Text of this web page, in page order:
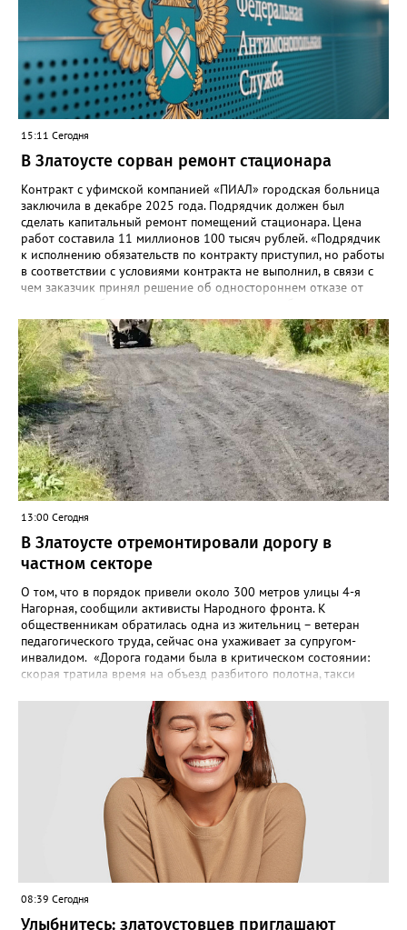
15:11 Сегодня
В Златоусте сорван ремонт стационара
Контракт с уфимской компанией «ПИАЛ» городская больница
заключила в декабре 2025 года. Подрядчик должен был
сделать капитальный ремонт помещений стационара. Цена
работ составила 11 миллионов 100 тысяч рублей. «Подрядчик
к исполнению обязательств по контракту приступил, но работы
в соответствии с условиями контракта не выполнил, в связи с
чем заказчик принял решение об одностороннем отказе от
Челябинском УФАС. Антимонопольная служба приняла
решение включить ООО «ПИАЛ» в реестр недобросовестных
поставщиков. В чёрном списке уфимский подрядчик будет два
года.
13:00 Сегодня
В Златоусте отремонтировали дорогу в
частном секторе
О том, что в порядок привели около 300 метров улицы 4-я
Нагорная, сообщили активисты Народного фронта. К
общественникам обратилась одна из жительниц – ветеран
педагогического труда, сейчас она ухаживает за супругом-
инвалидом. «Дорога годами была в критическом состоянии:
скорая тратила время на объезд разбитого полотна, такси
однажды реанимация не смогла добраться до больного.
Жители писали в администрацию города и другие инстанции,
пытались ремонтировать дорогу своими силами – всё тщетно»,
– рассказали в ОНФ. Общественники подчеркнули: именно
они добились, чтобы участок разровняли и отсыпали. Для
этого потребовалось обратиться в мэрию Златоуста.
08:39 Сегодня
Улыбнитесь: златоустовцев приглашают